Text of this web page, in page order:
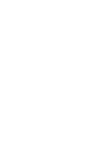
och försäkring